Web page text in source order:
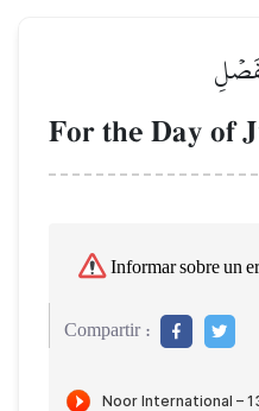
For the Day of
Informar sobre un
Compartir :